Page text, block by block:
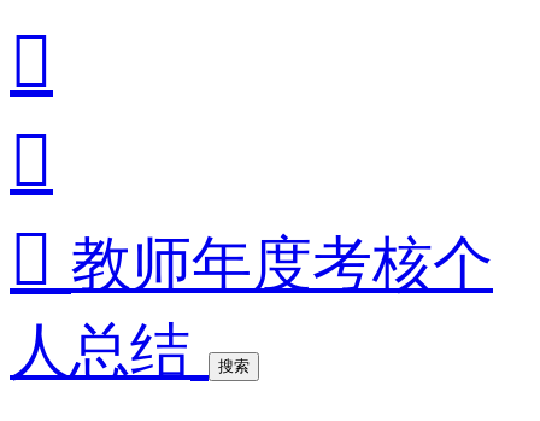


 教师年度考核个
人总结
搜索